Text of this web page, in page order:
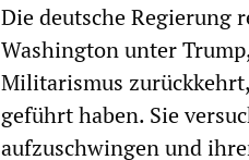
Die deutsche Regierung
Washington unter
Militarismus
geführt haben. Sie
aufzuschwingen und